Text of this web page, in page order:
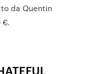
da Quentin
€.